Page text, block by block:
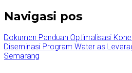
Navigasi pos
Dokumen Panduan Optimalisasi
Diseminasi Program Water as
Semarang